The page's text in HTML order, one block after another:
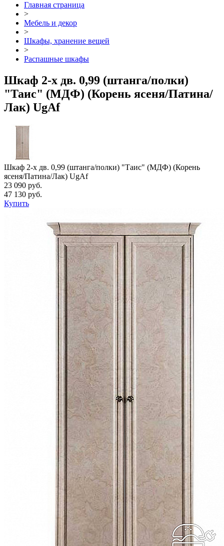
Главная страница
>
Мебель и декор
>
Шкафы, хранение вещей
>
Распашные шкафы
Шкаф 2-х дв. 0,99 (штанга/полки)
"Таис" (МДФ) (Корень ясеня/Патина/
Лак) UgAf
Шкаф 2-х дв. 0,99 (штанга/полки) "Таис" (МДФ) (Корень
ясеня/Патина/Лак) UgAf
23 090 руб.
47 130 руб.
Купить